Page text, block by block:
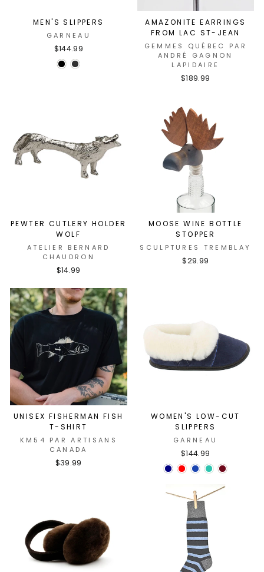
MEN'S SLIPPERS
GARNEAU
$144.99
AMAZONITE EARRINGS
FROM LAC ST-JEAN
GEMMES QUÉBEC PAR
ANDRÉ GAGNON
LAPIDAIRE
$189.99
PEWTER CUTLERY HOLDER
WOLF
ATELIER BERNARD
CHAUDRON
$14.99
MOOSE WINE BOTTLE
STOPPER
SCULPTURES TREMBLAY
$29.99
UNISEX FISHERMAN FISH
T-SHIRT
KM54 PAR ARTISANS
CANADA
$39.99
WOMEN'S LOW-CUT
SLIPPERS
GARNEAU
$144.99